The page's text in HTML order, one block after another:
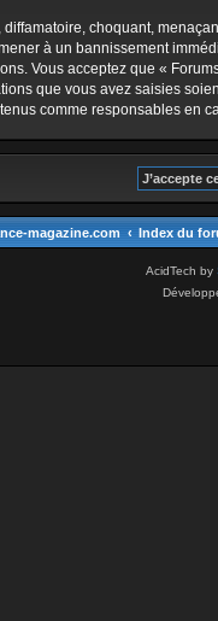
choquant,
à un bannissement
Vous acceptez que «
que vous avez saisies
comme responsables en
magazine.com Index du
AcidTech by